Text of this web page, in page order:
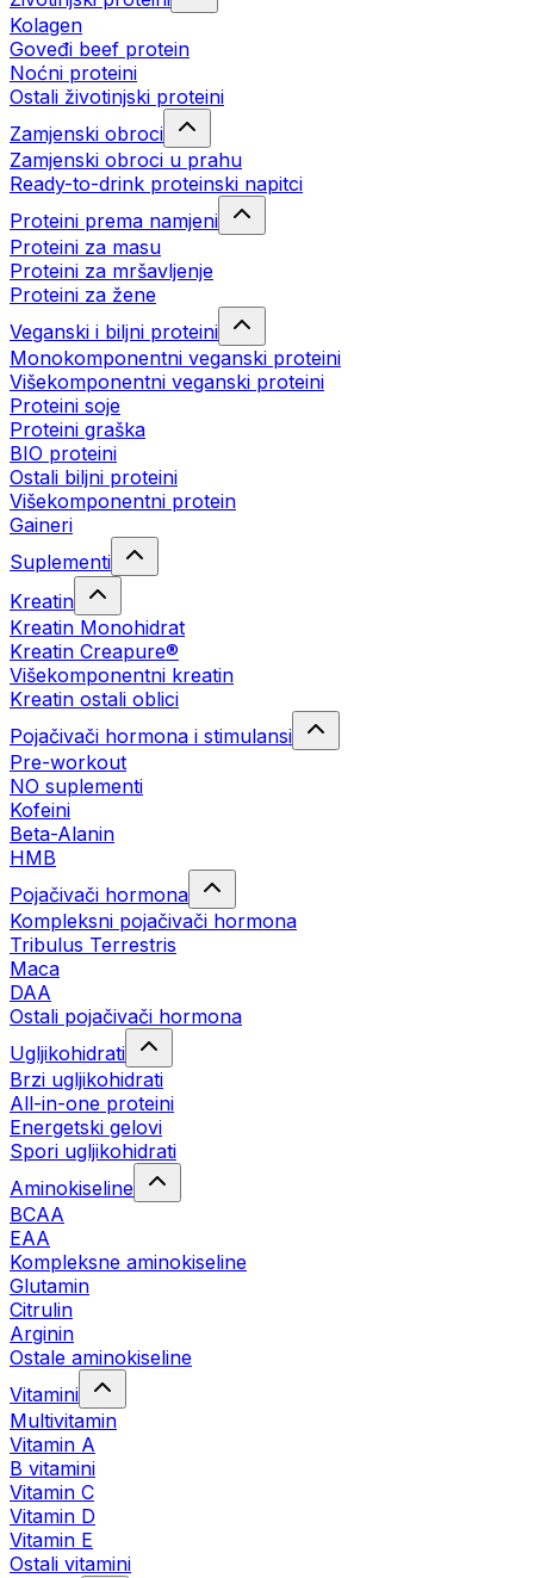
Kolagen
Goveđi beef protein
Noćni proteini
Ostali životinjski proteini
Zamjenski obroci
Zamjenski obroci u prahu
Ready-to-drink proteinski napitci
Proteini prema namjeni
Proteini za masu
Proteini za mršavljenje
Proteini za žene
Veganski i biljni proteini
Monokomponentni veganski proteini
Višekomponentni veganski proteini
Proteini soje
Proteini graška
BIO proteini
Ostali biljni proteini
Višekomponentni protein
Gaineri
Suplementi
Kreatin
Kreatin Monohidrat
Kreatin Creapure®
Višekomponentni kreatin
Kreatin ostali oblici
Pojačivači hormona i stimulansi
Pre-workout
NO suplementi
Kofeini
Beta-Alanin
HMB
Pojačivači hormona
Kompleksni pojačivači hormona
Tribulus Terrestris
Maca
DAA
Ostali pojačivači hormona
Ugljikohidrati
Brzi ugljikohidrati
All-in-one proteini
Energetski gelovi
Spori ugljikohidrati
Aminokiseline
BCAA
EAA
Kompleksne aminokiseline
Glutamin
Citrulin
Arginin
Ostale aminokiseline
Vitamini
Multivitamin
Vitamin A
B vitamini
Vitamin C
Vitamin D
Vitamin E
Ostali vitamini